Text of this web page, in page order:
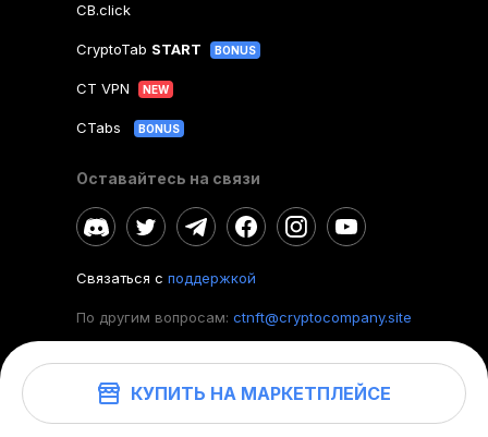
КУПИТЬ НА МАРКЕТПЛЕЙСЕ
CB.click
CryptoTab START BONUS
CT VPN NEW
CTabs BONUS
Оставайтесь на связи
Связаться с поддержкой
По другим вопросам: ctnft@cryptocompany.site
©2026. CryptoTab NFT.Все права защищены.